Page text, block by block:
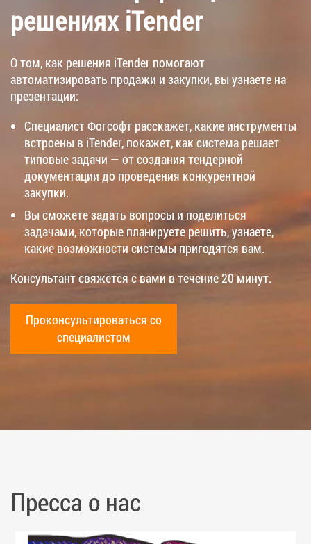
решениях iTender
О том, как решения iTender помогают
автоматизировать продажи и закупки, вы узнаете на
презентации:
Специалист Фогсофт расскажет, какие инструменты
встроены в iTender, покажет, как система решает
типовые задачи — от создания тендерной
документации до проведения конкурентной
закупки.
Вы сможете задать вопросы и поделиться
задачами, которые планируете решить, узнаете,
какие возможности системы пригодятся вам.
Консультант свяжется с вами в течение 20 минут.
Проконсультироваться со
специалистом
Пресса о нас